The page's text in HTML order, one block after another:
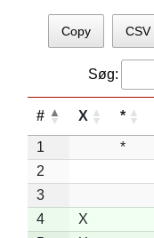
Copy CSV
Søg:
# X *
1 *
2
3
4
X